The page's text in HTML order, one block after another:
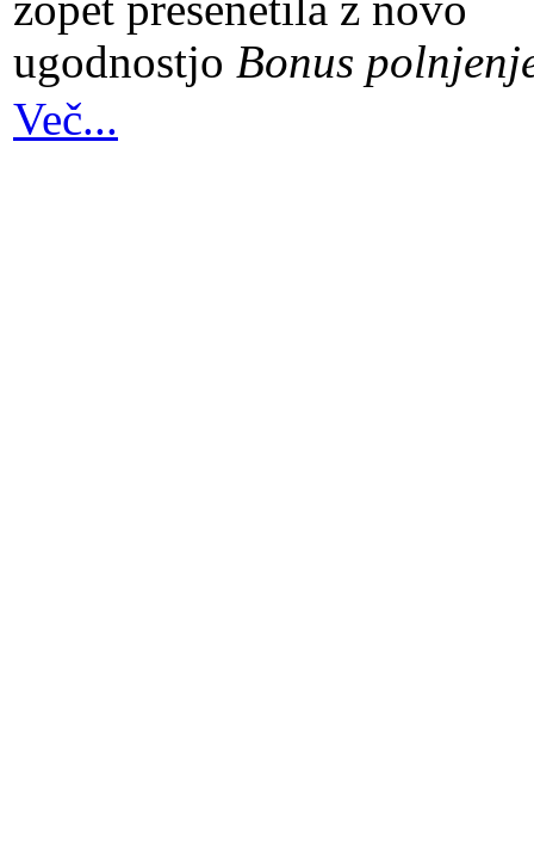
ugodnostjo Bonus
Več...